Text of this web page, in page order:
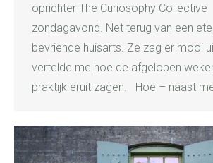
oprichter The Curiosophy
zondagavond. Net terug van een
bevriende huisarts. Ze zag er mooi
vertelde me hoe de afgelopen
praktijk eruit zagen. Hoe – naast